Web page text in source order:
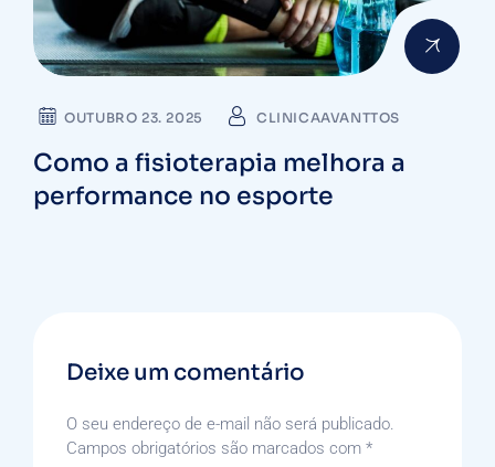
OUTUBRO 23. 2025 CLINICAAVANTTOS
Como a fisioterapia melhora a
performance no esporte
Deixe um comentário
O seu endereço de e-mail não será publicado.
Campos obrigatórios são marcados com *